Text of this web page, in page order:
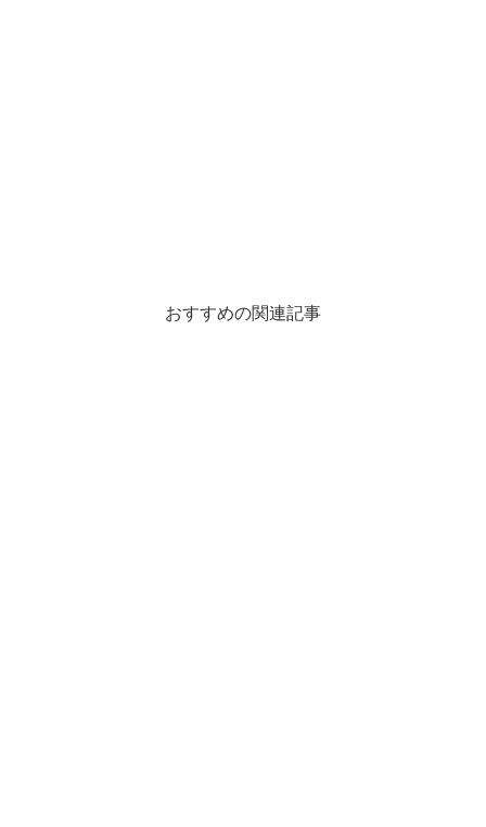
おすすめの関連記事